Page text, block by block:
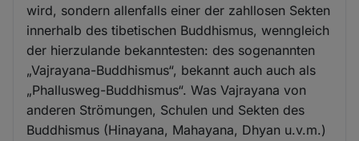
wird, sondern allenfalls einer der zahllosen Sekten
innerhalb des tibetischen Buddhismus, wenngleich
der hierzulande bekanntesten: des sogenannten
„Vajrayana-Buddhismus“, bekannt auch auch als
„Phallusweg-Buddhismus“. Was Vajrayana von
anderen Strömungen, Schulen und Sekten des
Buddhismus (Hinayana, Mahayana, Dhyan u.v.m.)